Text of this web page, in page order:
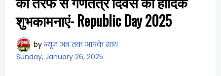
शुभकामनाएं- Republic Day 2025
by न्यूज़ अब तक आपके साथ
Sunday, January 26, 2025